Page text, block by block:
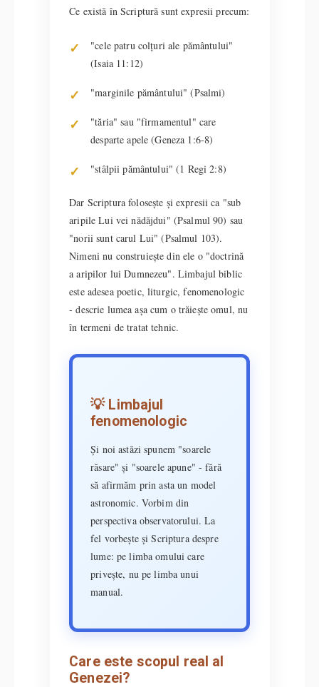
Ce există în Scriptură sunt expresii precum:
"cele patru colțuri ale pământului"
(Isaia 11:12)
"marginile pământului" (Psalmi)
"tăria" sau "firmamentul" care
desparte apele (Geneza 1:6-8)
"stâlpii pământului" (1 Regi 2:8)
Dar Scriptura folosește și expresii ca "sub
aripile Lui vei nădăjdui" (Psalmul 90) sau
"norii sunt carul Lui" (Psalmul 103).
Nimeni nu construiește din ele o "doctrină
a aripilor lui Dumnezeu". Limbajul biblic
este adesea poetic, liturgic, fenomenologic
- descrie lumea așa cum o trăiește omul, nu
în termeni de tratat tehnic.
💡 Limbajul
fenomenologic
Și noi astăzi spunem "soarele
răsare" și "soarele apune" - fără
să afirmăm prin asta un model
astronomic. Vorbim din
perspectiva observatorului. La
fel vorbește și Scriptura despre
lume: pe limba omului care
privește, nu pe limba unui
manual.
Care este scopul real al
Genezei?